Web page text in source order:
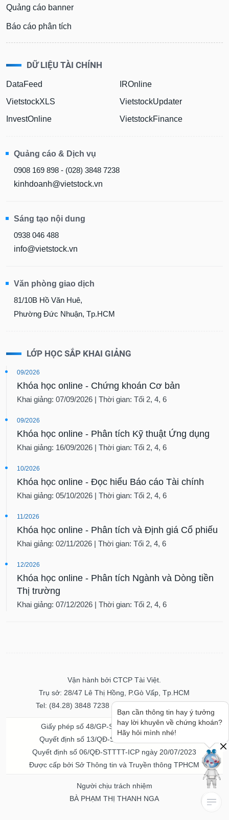
Quảng cáo banner
Báo cáo phân tích
DỮ LIỆU TÀI CHÍNH
DataFeed
VietstockXLS
InvestOnline
IROnline
VietstockUpdater
VietstockFinance
Quảng cáo & Dịch vụ
0908 169 898 - (028) 3848 7238
kinhdoanh@vietstock.vn
Sáng tạo nội dung
0938 046 488
info@vietstock.vn
Văn phòng giao dịch
81/10B Hồ Văn Huê,
Phường Đức Nhuận, Tp.HCM
LỚP HỌC SẮP KHAI GIẢNG
09/2026
Khóa học online - Chứng khoán Cơ bản
Khai giảng: 07/09/2026 | Thời gian: Tối 2, 4, 6
09/2026
Khóa học online - Phân tích Kỹ thuật Ứng dụng
Khai giảng: 16/09/2026 | Thời gian: Tối 2, 4, 6
10/2026
Khóa học online - Đọc hiểu Báo cáo Tài chính
Khai giảng: 05/10/2026 | Thời gian: Tối 2, 4, 6
11/2026
Khóa học online - Phân tích và Định giá Cổ phiếu
Khai giảng: 02/11/2026 | Thời gian: Tối 2, 4, 6
12/2026
Khóa học online - Phân tích Ngành và Dòng tiền
Thị trường
Khai giảng: 07/12/2026 | Thời gian: Tối 2, 4, 6
Vận hành bởi CTCP Tài Việt.
Trụ sở: 28/47 Lê Thị Hồng, P.Gò Vấp, Tp.HCM
Tel: (84.28) 3848 7238 - Fax: (84.28) 3848 7237
Giấy phép số 48/GP-STTTT ngày 04/11/2016
Quyết định số 13/QĐ-STTTT ngày 02/11/2017
Quyết định số 06/QĐ-STTTT-ICP ngày 20/07/2023
Được cấp bởi Sở Thông tin và Truyền thông TPHCM
Người chịu trách nhiệm
BÀ PHẠM THỊ THANH NGA
Bạn cần thông tin hay ý tưởng
hay lời khuyên về chứng khoán?
Hãy hỏi mình nhé!